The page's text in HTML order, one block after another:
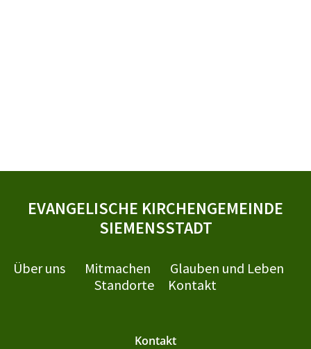
EVANGELISCHE KIRCHENGEMEINDE
SIEMENSSTADT
Über uns Mitmachen Glauben und Leben
Standorte
Kontakt
Kontakt